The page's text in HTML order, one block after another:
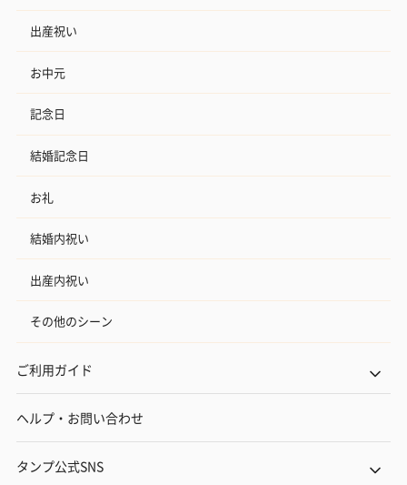
出産祝い
お中元
記念日
結婚記念日
お礼
結婚内祝い
出産内祝い
その他のシーン
ご利用ガイド
ヘルプ・お問い合わせ
タンプ公式SNS